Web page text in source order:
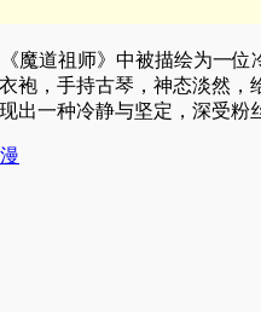
魔道祖师》中被描绘为一
袍，手持古琴，神态淡然
出一种冷静与坚定，深受粉